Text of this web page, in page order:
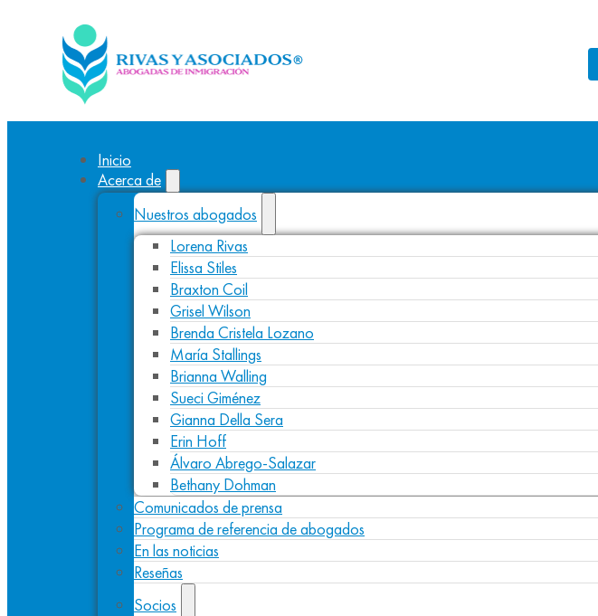
Inicio
Acerca de
Nuestros abogados
Lorena Rivas
Elissa Stiles
Braxton Coil
Grisel Wilson
Brenda Cristela Lozano
María Stallings
Brianna Walling
Sueci Giménez
Gianna Della Sera
Erin Hoff
Álvaro Abrego-Salazar
Bethany Dohman
Comunicados de prensa
Programa de referencia de abogados
En las noticias
Reseñas
Socios